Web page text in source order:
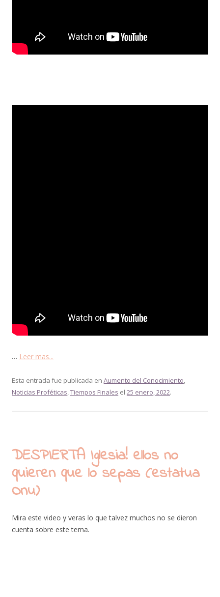
… Leer mas...
Esta entrada fue publicada en Aumento del Conocimiento,
Noticias Proféticas,Tiempos Finales el 25 enero, 2022.
DESPIERTA Iglesia! ellos no
quieren que lo sepas (estatua
Onu)
Mira este video y veras lo que talvez muchos no se dieron
cuenta sobre este tema.